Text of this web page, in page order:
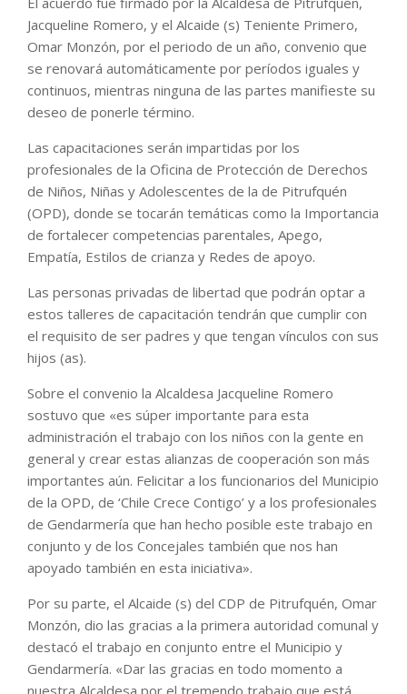
Jacqueline Romero, y el Alcaide (s) Teniente Primero,
Omar Monzón, por el periodo de un año, convenio que
se renovará automáticamente por períodos iguales y
continuos, mientras ninguna de las partes manifieste su
deseo de ponerle término.
Las capacitaciones serán impartidas por los
profesionales de la Oficina de Protección de Derechos
de Niños, Niñas y Adolescentes de la de Pitrufquén
(OPD), donde se tocarán temáticas como la Importancia
de fortalecer competencias parentales, Apego,
Empatía, Estilos de crianza y Redes de apoyo.
Las personas privadas de libertad que podrán optar a
estos talleres de capacitación tendrán que cumplir con
el requisito de ser padres y que tengan vínculos con sus
hijos (as).
Sobre el convenio la Alcaldesa Jacqueline Romero
sostuvo que «es súper importante para esta
administración el trabajo con los niños con la gente en
general y crear estas alianzas de cooperación son más
importantes aún. Felicitar a los funcionarios del Municipio
de la OPD, de ‘Chile Crece Contigo’ y a los profesionales
de Gendarmería que han hecho posible este trabajo en
conjunto y de los Concejales también que nos han
apoyado también en esta iniciativa».
Por su parte, el Alcaide (s) del CDP de Pitrufquén, Omar
Monzón, dio las gracias a la primera autoridad comunal y
destacó el trabajo en conjunto entre el Municipio y
Gendarmería. «Dar las gracias en todo momento a
nuestra Alcaldesa por el tremendo trabajo que está